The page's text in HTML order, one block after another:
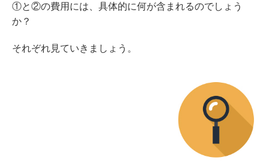
①と②の費用には、具体的に何が含まれるのでしょう
か？
それぞれ見ていきましょう。